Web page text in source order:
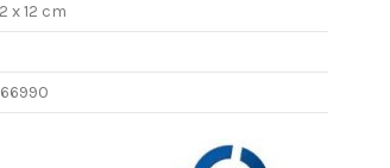
x 12 cm